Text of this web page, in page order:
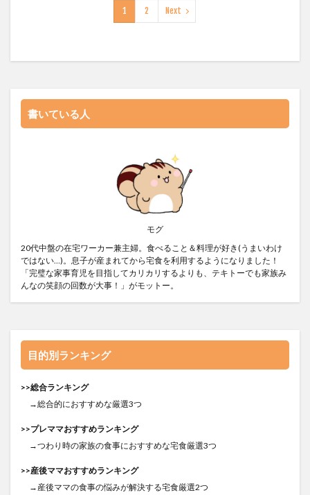
1 2 Next
書いている人
モグ
20代中盤の在宅ワーカー兼主婦。食べること＆料理が好き(うまいわけ
ではない…)。息子が産まれてから宅食を利用するようになりました！
「完璧な家事育児を目指してカリカリするよりも、テキトーでも家族み
んなの笑顔の回数が大事！」がモットー。
目的別ランキング
>>総合ランキング
→総合的におすすめな厳選3つ
>>プレママおすすめランキング
→つわり時の家族の食事におすすめな宅食厳選3つ
>>産後ママおすすめランキング
→産後ママの食事の悩みが解決する宅食厳選2つ